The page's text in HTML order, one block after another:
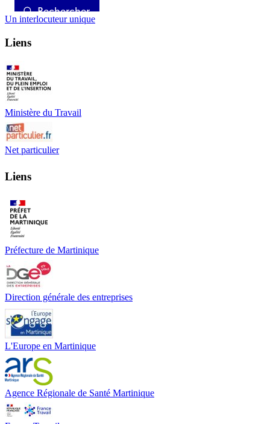
Un interlocuteur unique
Liens
Ministère du Travail
Net particulier
Liens
Préfecture de Martinique
Direction générale des entreprises
L'Europe en Martinique
Agence Régionale de Santé Martinique